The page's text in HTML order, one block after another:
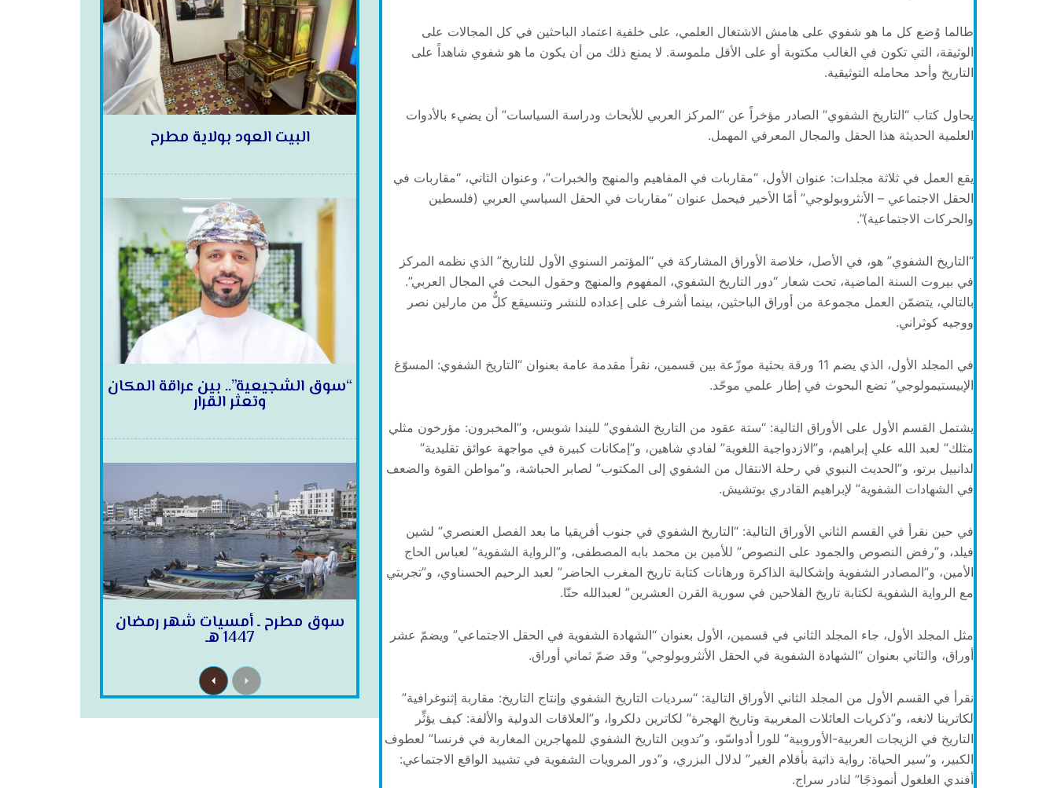
طالما وُضع كل ما هو شفوي على هامش الاشتغال العلمي، على خلفية اعتماد الباحثين في كل المجالات على
الوثيقة، التي تكون في الغالب مكتوبة أو على الأقل ملموسة. لا يمنع ذلك من أن يكون ما هو شفوي شاهداً على
التاريخ وأحد محامله التوثيقية.
يحاول كتاب “التاريخ الشفوي” الصادر مؤخراً عن “المركز العربي للأبحاث ودراسة السياسات” أن يضيء بالأدوات
العلمية الحديثة هذا الحقل والمجال المعرفي المهمل.
يقع العمل في ثلاثة مجلدات: عنوان الأول، “مقاربات في المفاهيم والمنهج والخبرات”، وعنوان الثاني، “مقاربات في
الحقل الاجتماعي – الأنثروبولوجي” أمّا الأخير فيحمل عنوان “مقاربات في الحقل السياسي العربي (فلسطين
والحركات الاجتماعية)”.
“التاريخ الشفوي” هو، في الأصل، خلاصة الأوراق المشاركة في “المؤتمر السنوي الأول للتاريخ” الذي نظمه المركز
في بيروت السنة الماضية، تحت شعار “دور التاريخ الشفوي، المفهوم والمنهج وحقول البحث في المجال العربي”.
بالتالي، يتضمّن العمل مجموعة من أوراق الباحثين، بينما أشرف على إعداده للنشر وتنسيقع كلٌّ من مارلين نصر
ووجيه كوثراني.
في المجلد الأول، الذي يضم 11 ورقة بحثية موزّعة بين قسمين، نقرأ مقدمة عامة بعنوان “التاريخ الشفوي: المسوّغ
الإبيستيمولوجي” تضع البحوث في إطار علمي موحّد.
يشتمل القسم الأول على الأوراق التالية: “ستة عقود من التاريخ الشفوي” لليندا شوبس، و”المخبرون: مؤرخون مثلي
مثلك” لعبد الله علي إبراهيم، و”الازدواجية اللغوية” لفادي شاهين، و”إمكانات كبيرة في مواجهة عوائق تقليدية”
لدانييل برتو، و”الحديث النبوي في رحلة الانتقال من الشفوي إلى المكتوب” لصابر الحباشة، و”مواطن القوة والضعف
في الشهادات الشفوية” لإبراهيم القادري بوتشيش.
في حين نقرأ في القسم الثاني الأوراق التالية: “التاريخ الشفوي في جنوب أفريقيا ما بعد الفصل العنصري” لشين
فيلد، و”رفض النصوص والجمود على النصوص” للأمين بن محمد بابه المصطفى، و”الرواية الشفوية” لعباس الحاج
الأمين، و”المصادر الشفوية وإشكالية الذاكرة ورهانات كتابة تاريخ المغرب الحاضر” لعبد الرحيم الحسناوي، و”تجربتي
مع الرواية الشفوية لكتابة تاريخ الفلاحين في سورية القرن العشرين” لعبدالله حنّا.
مثل المجلد الأول، جاء المجلد الثاني في قسمين، الأول بعنوان “الشهادة الشفوية في الحقل الاجتماعي” ويضمّ عشر
أوراق، والثاني بعنوان “الشهادة الشفوية في الحقل الأنثروبولوجي” وقد ضمّ ثماني أوراق.
نقرأ في القسم الأول من المجلد الثاني الأوراق التالية: “سرديات التاريخ الشفوي وإنتاج التاريخ: مقاربة إثنوغرافية”
لكاترينا لانغه، و”ذكريات العائلات المغربية وتاريخ الهجرة” لكاترين دلكروا، و”العلاقات الدولية والألفة: كيف يؤثِّر
التاريخ في الزيجات العربية-الأوروبية” للورا أدواسّو، و”تدوين التاريخ الشفوي للمهاجرين المغاربة في فرنسا” لعطوف
الكبير، و”سير الحياة: رواية ذاتية بأقلام الغير” لدلال البزري، و”دور المرويات الشفوية في تشييد الواقع الاجتماعي:
أفندي الغلغول أنموذجًا” لنادر سراج.
البيت العود بولاية مطرح
“سوق الشجيعية”.. بين عراقة المكان
وتعثر القرار
سوق مطرح ـ أمسيات شهر رمضان
1447 هـ
P
r
v
N
e
t